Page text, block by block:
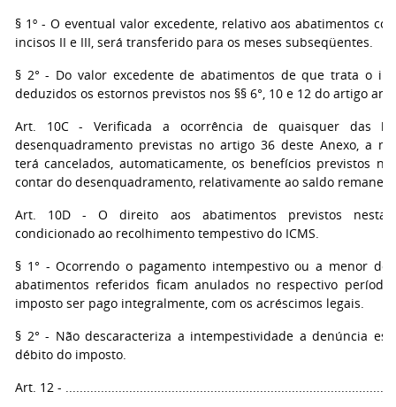
§ 1º - O eventual valor excedente, relativo aos abatimentos
incisos II e III, será transferido para os meses subseqüentes.
§ 2° - Do valor excedente de abatimentos de que trata o
deduzidos os estornos previstos nos §§ 6°, 10 e 12 do artigo
Art. 10C - Verificada a ocorrência de quaisquer das
desenquadramento previstas no artigo 36 deste Anexo, a
terá cancelados, automaticamente, os benefícios previstos
contar do desenquadramento, relativamente ao saldo
Art. 10D - O direito aos abatimentos previstos nesta
condicionado ao recolhimento tempestivo do ICMS.
§ 1° - Ocorrendo o pagamento intempestivo ou a menor do
abatimentos referidos ficam anulados no respectivo
imposto ser pago integralmente, com os acréscimos legais.
§ 2° - Não descaracteriza a intempestividade a denúncia
débito do imposto.
Art. 12 -